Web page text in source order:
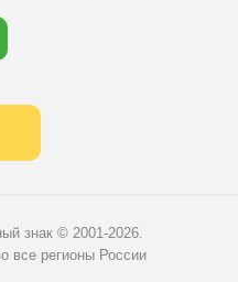
знак © 2001-2026.
все регионы России